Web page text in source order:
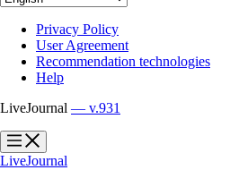
Privacy Policy
User Agreement
Recommendation technologies
Help
LiveJournal — v.931
?
?
LiveJournal